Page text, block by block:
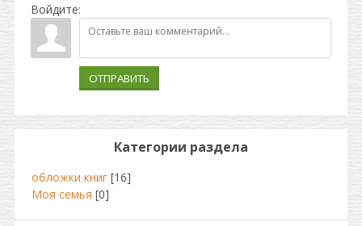
Войдите:
ОТПРАВИТЬ
Категории раздела
обложки книг [16]
Моя семья [0]